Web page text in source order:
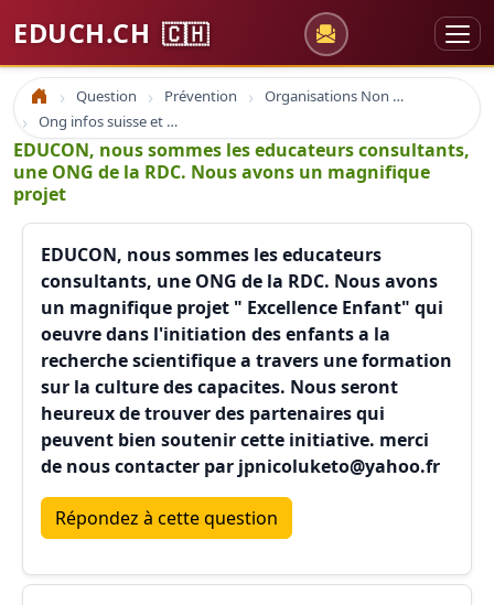
EDUCH.CH 🇨🇭
Accueil Question Prévention
Organisations Non Gouvernementales
Ong infos suisse et à l'étranger
EDUCON, nous sommes les educateurs consultants,
une ONG de la RDC. Nous avons un magnifique
projet
EDUCON, nous sommes les educateurs
consultants, une ONG de la RDC. Nous avons
un magnifique projet " Excellence Enfant" qui
oeuvre dans l'initiation des enfants a la
recherche scientifique a travers une formation
sur la culture des capacites. Nous seront
heureux de trouver des partenaires qui
peuvent bien soutenir cette initiative. merci
de nous contacter par jpnicoluketo@yahoo.fr
Répondez à cette question